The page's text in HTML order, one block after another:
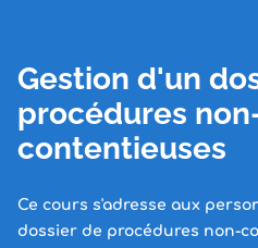
Gestion d'un
procédures
contentieuses
Ce cours s'adresse aux
dossier de procédures non-